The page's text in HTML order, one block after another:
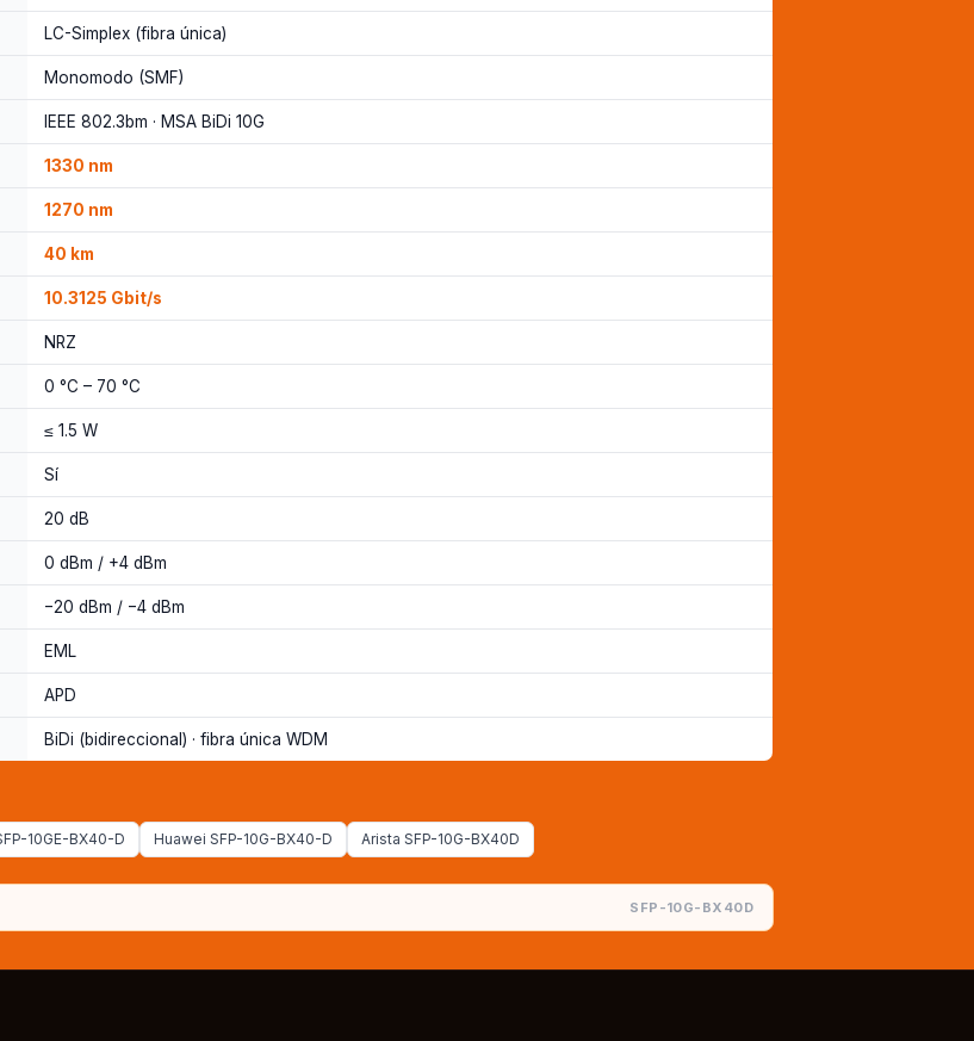
LC-Simplex (fibra única)
Monomodo (SMF)
IEEE 802.3bm · MSA BiDi 10G
1330 nm
1270 nm
40 km
10.3125 Gbit/s
NRZ
0 °C – 70 °C
≤ 1.5 W
Sí
20 dB
0 dBm / +4 dBm
−20 dBm / −4 dBm
EML
APD
BiDi (bidireccional) · fibra única WDM
10GE-BX40-D Huawei SFP-10G-BX40-D Arista SFP-10G-BX40D
SFP-10G-BX40D